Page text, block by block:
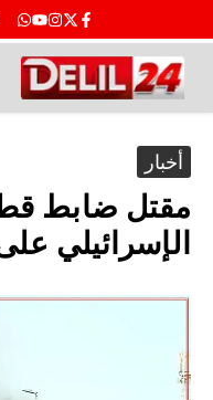
أخبار
مقتل ضابط
الإسرائيلي